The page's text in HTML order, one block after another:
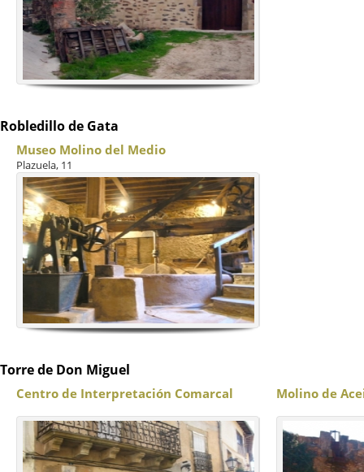
Robledillo de Gata
Museo Molino del Medio
Plazuela, 11
Torre de Don Miguel
Centro de Interpretación Comarcal Molino de